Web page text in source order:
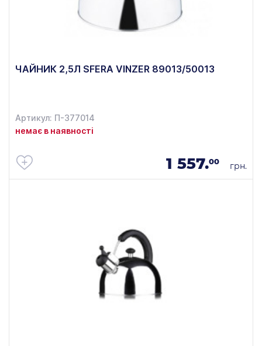
ЧАЙНИК 2,5Л SFERA VINZER 89013/50013
Артикул: П-377014
немає в наявності
1 557.00 грн.